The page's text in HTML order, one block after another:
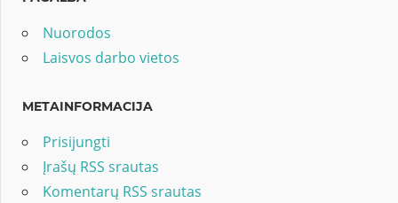
Nuorodos
Laisvos darbo vietos
METAINFORMACIJA
Prisijungti
Įrašų RSS srautas
Komentarų RSS srautas